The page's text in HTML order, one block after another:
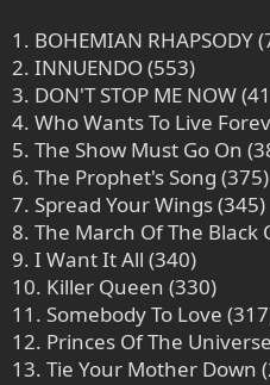
1. BOHEMIAN RHAPSODY
2. INNUENDO (553)
3. DON'T STOP ME NOW
4. Who Wants To Live
5. The Show Must Go On
6. The Prophet's Song (375)
7. Spread Your Wings (345)
8. The March Of The Black
9. I Want It All (340)
10. Killer Queen (330)
11. Somebody To Love
12. Princes Of The
13. Tie Your Mother Down